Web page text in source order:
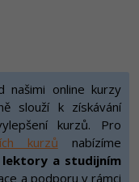
našimi online kurzy
slouží k získávání
kurzů. Pro
kurzů nabízíme
a studijním
a podporu v rámci